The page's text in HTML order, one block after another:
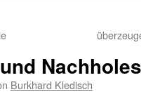
Burkhard Kledisch